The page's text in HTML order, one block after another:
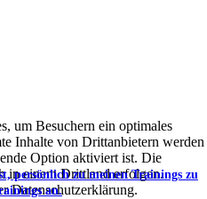
persönlich zu meinen Trainings zu
an.
um Besuchern ein optimales
Inhalte von Drittanbietern werden
Option aktiviert ist. Die
in einem Drittland erfolgen.
Datenschutzerklärung.